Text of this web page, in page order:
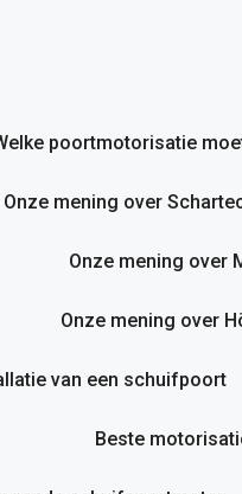
poortmotorisatie
Onze mening over
Onze mening over
Onze mening over
van een schuifpoort
Beste